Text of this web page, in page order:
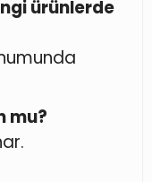
ürünlerde
mu?